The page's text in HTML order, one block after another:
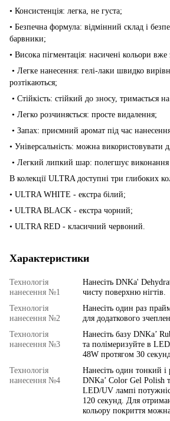
• Консистенція: легка, не густа;
• Безпечна формула: відмінний склад і
барвники;
• Висока пігментація: насичені кольори
• Легке нанесення: гелі-лаки швидко
розтікаються;
• Стійкість: стійкий до зносу, тримається
• Легко розчиняється: просте видалення;
• Запах: приємний аромат під час
• Універсальність: можна використовувати
• Легкий липкий шар: полегшує виконання
В колекції ULTRA доступні три глибоких
• ULTRA WHITE - екстра білий;
• ULTRA BLACK - екстра чорний;
• ULTRA RED - класичний червоний.
Характеристики
Технологія
нанесення №1
Нанесіть DNKa'
чисту поверхню нігтів.
Технологія
нанесення №2
Нанесіть один раз
для додаткового
Технологія
нанесення №3
Нанесіть базу DNKa’
та полімеризуйте в
48W протягом 30
Технологія
нанесення №4
Нанесіть один тонкий
DNKa’ Color Gel Polish
LED/UV лампі
120 секунд. Для
кольору покриття